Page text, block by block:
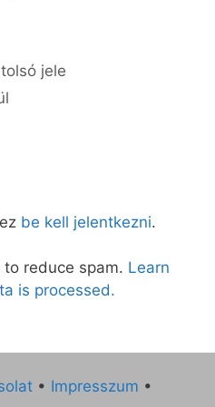
jele
be kell jelentkezni.
reduce spam. Learn
is processed.
• Impresszum •